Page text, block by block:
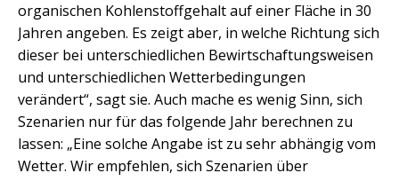
organischen Kohlenstoffgehalt auf einer Fläche in 30
Jahren angeben. Es zeigt aber, in welche Richtung sich
dieser bei unterschiedlichen Bewirtschaftungsweisen
und unterschiedlichen Wetterbedingungen
verändert“, sagt sie. Auch mache es wenig Sinn, sich
Szenarien nur für das folgende Jahr berechnen zu
lassen: „Eine solche Angabe ist zu sehr abhängig vom
Wetter. Wir empfehlen, sich Szenarien über